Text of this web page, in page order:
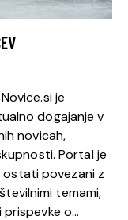
je
dogajanje v
novicah,
Portal je
ostati povezani z
temami,
o…